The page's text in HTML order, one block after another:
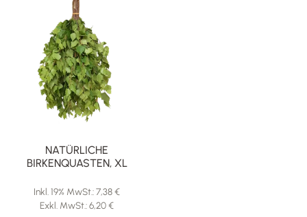
NATÜRLICHE
BIRKENQUASTEN, XL
Inkl. 19% MwSt.:7,38€
Exkl. MwSt.:6,20€